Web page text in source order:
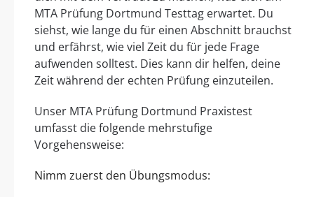
MTA Prüfung Dortmund Testtag erwartet. Du
siehst, wie lange du für einen Abschnitt brauchst
und erfährst, wie viel Zeit du für jede Frage
aufwenden solltest. Dies kann dir helfen, deine
Zeit während der echten Prüfung einzuteilen.
Unser MTA Prüfung Dortmund Praxistest
umfasst die folgende mehrstufige
Vorgehensweise:
Nimm zuerst den Übungsmodus: